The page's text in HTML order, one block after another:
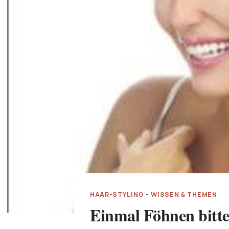
HAAR-STYLING - WISSEN & THEMEN
Einmal Föhnen